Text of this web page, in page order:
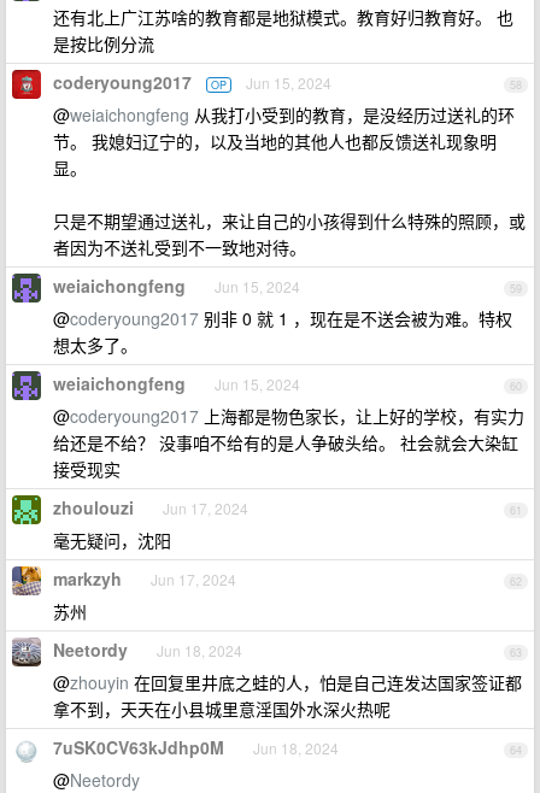
还有北上广江苏啥的教育都是地狱模式。教育好归教育好。 也
是按比例分流
58
coderyoung2017 OP Jun 15, 2024
@weiaichongfeng 从我打小受到的教育，是没经历过送礼的环
节。 我媳妇辽宁的，以及当地的其他人也都反馈送礼现象明
显。
只是不期望通过送礼，来让自己的小孩得到什么特殊的照顾，或
者因为不送礼受到不一致地对待。
59
weiaichongfeng Jun 15, 2024
@coderyoung2017 别非 0 就 1 ，现在是不送会被为难。特权
想太多了。
60
weiaichongfeng Jun 15, 2024
@coderyoung2017 上海都是物色家长，让上好的学校，有实力
给还是不给？ 没事咱不给有的是人争破头给。 社会就会大染缸
接受现实
61
zhoulouzi Jun 17, 2024
毫无疑问，沈阳
62
markzyh Jun 17, 2024
苏州
63
Neetordy Jun 18, 2024
@zhouyin 在回复里井底之蛙的人，怕是自己连发达国家签证都
拿不到，天天在小县城里意淫国外水深火热呢
64
7uSK0CV63kJdhp0M Jun 18, 2024
@Neetordy